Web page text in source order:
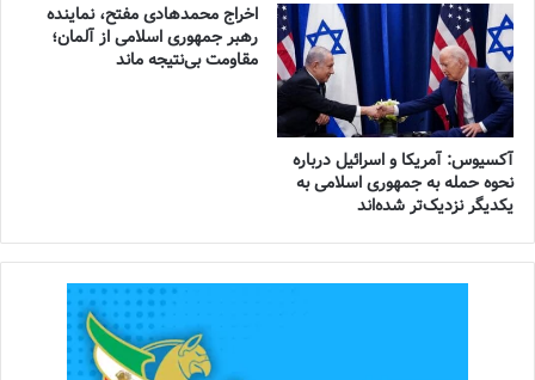
آکسیوس: آمریکا و اسرائیل درباره
نحوه حمله به جمهوری اسلامی به
یکدیگر نزدیک‌تر شده‌اند
اخراج محمدهادی مفتح، نماینده
رهبر جمهوری اسلامی از آلمان؛
مقاومت بی‌نتیجه ماند